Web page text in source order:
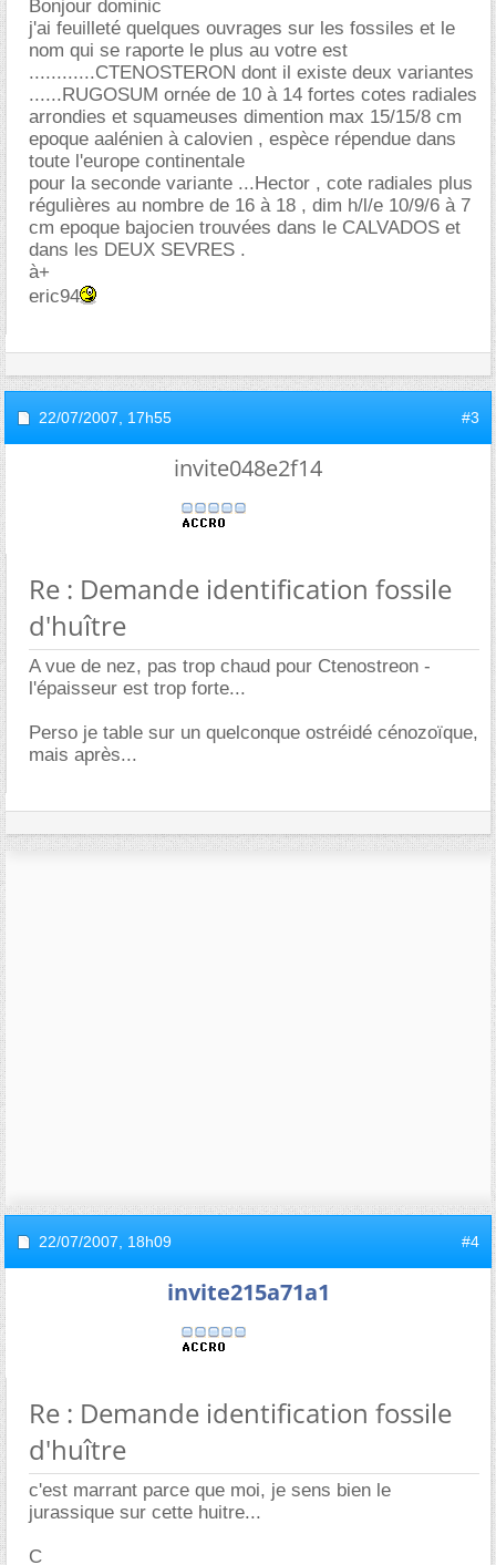
Bonjour dominic
j'ai feuilleté quelques ouvrages sur les fossiles et le
nom qui se raporte le plus au votre est
............CTENOSTERON dont il existe deux variantes
......RUGOSUM ornée de 10 à 14 fortes cotes radiales
arrondies et squameuses dimention max 15/15/8 cm
epoque aalénien à calovien , espèce répendue dans
toute l'europe continentale
pour la seconde variante ...Hector , cote radiales plus
régulières au nombre de 16 à 18 , dim h/l/e 10/9/6 à 7
cm epoque bajocien trouvées dans le CALVADOS et
dans les DEUX SEVRES .
à+
eric94
22/07/2007, 17h55 #3
invite048e2f14
Re : Demande identification fossile
d'huître
A vue de nez, pas trop chaud pour Ctenostreon -
l'épaisseur est trop forte...
Perso je table sur un quelconque ostréidé cénozoïque,
mais après...
22/07/2007, 18h09 #4
invite215a71a1
Re : Demande identification fossile
d'huître
c'est marrant parce que moi, je sens bien le
jurassique sur cette huitre...
C